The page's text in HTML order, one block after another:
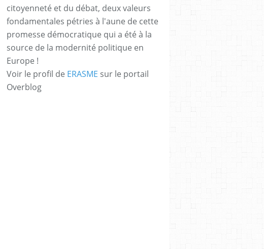
citoyenneté et du débat, deux valeurs
fondamentales pétries à l'aune de cette
promesse démocratique qui a été à la
source de la modernité politique en
Europe !
Voir le profil de ERASME sur le portail
Overblog